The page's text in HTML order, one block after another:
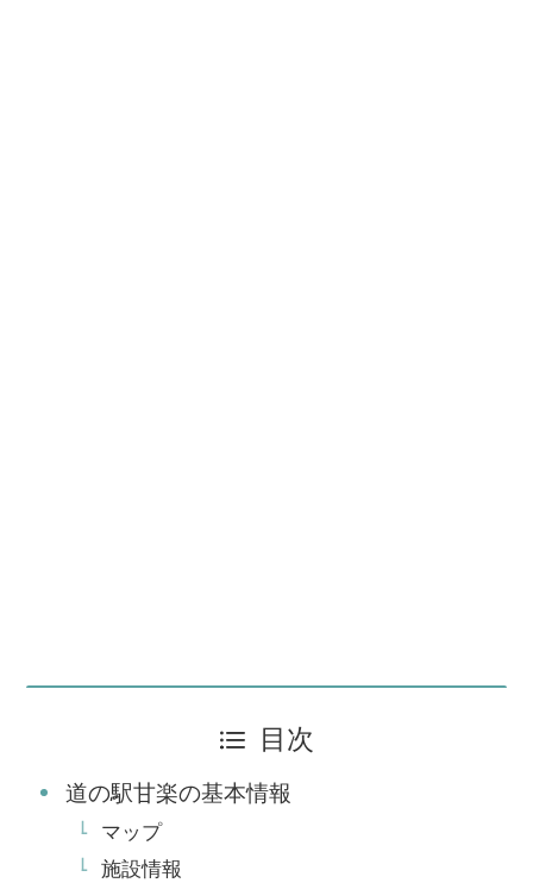
目次
道の駅甘楽の基本情報
マップ
施設情報